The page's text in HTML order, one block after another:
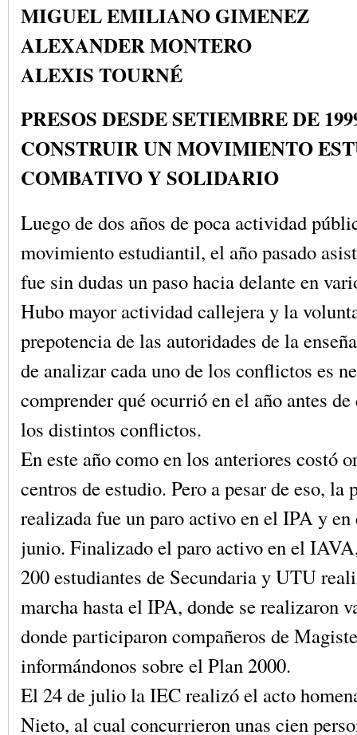
MIGUEL EMILIANO GIMENEZ
ALEXANDER MONTERO
ALEXIS TOURNÉ
PRESOS DESDE SETIEMBRE DE
CONSTRUIR UN MOVIMIENTO
COMBATIVO Y SOLIDARIO
Luego de dos años de poca actividad
movimiento estudiantil, el año pasado
fue sin dudas un paso hacia delante en
Hubo mayor actividad callejera y la
prepotencia de las autoridades de la
de analizar cada uno de los conflictos es
comprender qué ocurrió en el año antes
los distintos conflictos.
En este año como en los anteriores costó
centros de estudio. Pero a pesar de eso,
realizada fue un paro activo en el IPA y
junio. Finalizado el paro activo en el
200 estudiantes de Secundaria y UTU
marcha hasta el IPA, donde se realizaron
donde participaron compañeros de
informándonos sobre el Plan 2000.
El 24 de julio la IEC realizó el acto
Nieto, al cual concurrieron unas cien